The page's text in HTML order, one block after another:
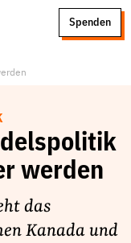
Spenden
werden
das
Kanada und